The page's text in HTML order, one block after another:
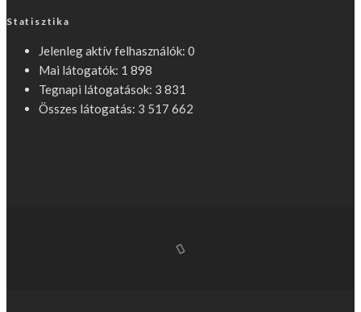
Statisztika
Jelenleg aktív felhasználók: 0
Mai látogatók: 1 898
Tegnapi látogatások: 3 831
Összes látogatás: 3 517 662